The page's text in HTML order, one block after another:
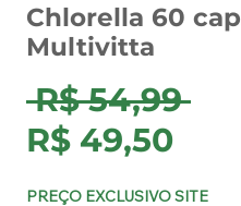
Chlorella 60
Multivitta
R$ 54,99
R$ 49,50
PREÇO EXCLUSIVO SITE